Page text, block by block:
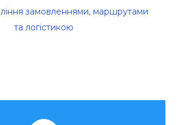
замовленнями, маршрутами
та логістикою